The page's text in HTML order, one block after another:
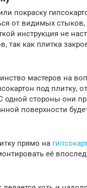
покраску
от видимых стыков,
инструкция не
так как плитка
мастеров на
под плитку,
одной стороны они
поверхности
прямо на
её